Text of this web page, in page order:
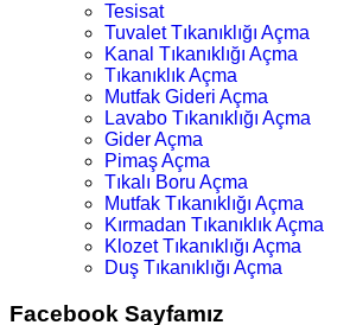
Tesisat
Tuvalet Tıkanıklığı Açma
Kanal Tıkanıklığı Açma
Tıkanıklık Açma
Mutfak Gideri Açma
Lavabo Tıkanıklığı Açma
Gider Açma
Pimaş Açma
Tıkalı Boru Açma
Mutfak Tıkanıklığı Açma
Kırmadan Tıkanıklık Açma
Klozet Tıkanıklığı Açma
Duş Tıkanıklığı Açma
Facebook Sayfamız